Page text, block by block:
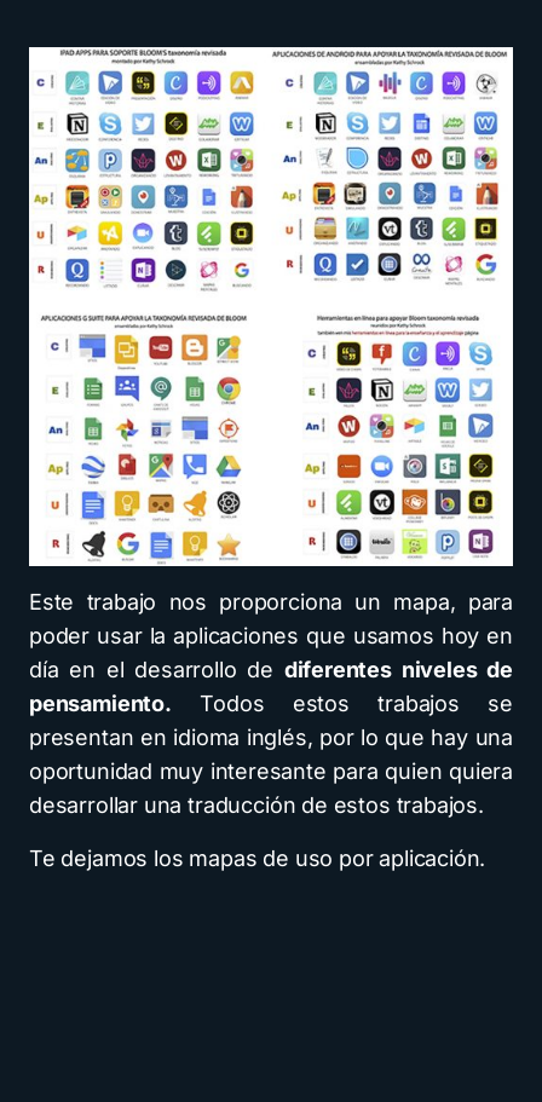
Este trabajo nos proporciona un mapa, para
poder usar la aplicaciones que usamos hoy en
día en el desarrollo de diferentes niveles de
pensamiento. Todos estos trabajos se
presentan en idioma inglés, por lo que hay una
oportunidad muy interesante para quien quiera
desarrollar una traducción de estos trabajos.
Te dejamos los mapas de uso por aplicación.